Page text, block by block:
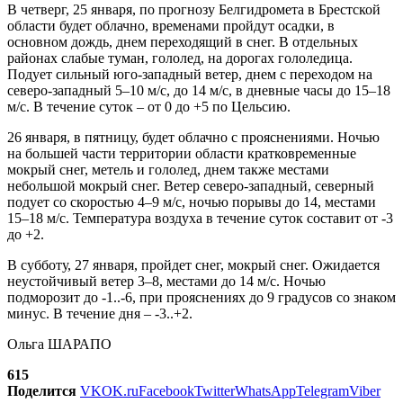
В четверг, 25 января, по прогнозу Белгидромета в Брестской
области будет облачно, временами пройдут осадки, в
основном дождь, днем переходящий в снег. В отдельных
районах слабые туман, гололед, на дорогах гололедица.
Подует сильный юго-западный ветер, днем с переходом на
северо-западный 5–10 м/с, до 14 м/с, в дневные часы до 15–18
м/с. В течение суток – от 0 до +5 по Цельсию.
26 января, в пятницу, будет облачно с прояснениями. Ночью
на большей части территории области кратковременные
мокрый снег, метель и гололед, днем также местами
небольшой мокрый снег. Ветер северо-западный, северный
подует со скоростью 4–9 м/с, ночью порывы до 14, местами
15–18 м/с. Температура воздуха в течение суток составит от -3
до +2.
В субботу, 27 января, пройдет снег, мокрый снег. Ожидается
неустойчивый ветер 3–8, местами до 14 м/с. Ночью
подморозит до -1..-6, при прояснениях до 9 градусов со знаком
минус. В течение дня – -3..+2.
Ольга ШАРАПО
615
Поделится VKOK.ruFacebookTwitterWhatsAppTelegramViber